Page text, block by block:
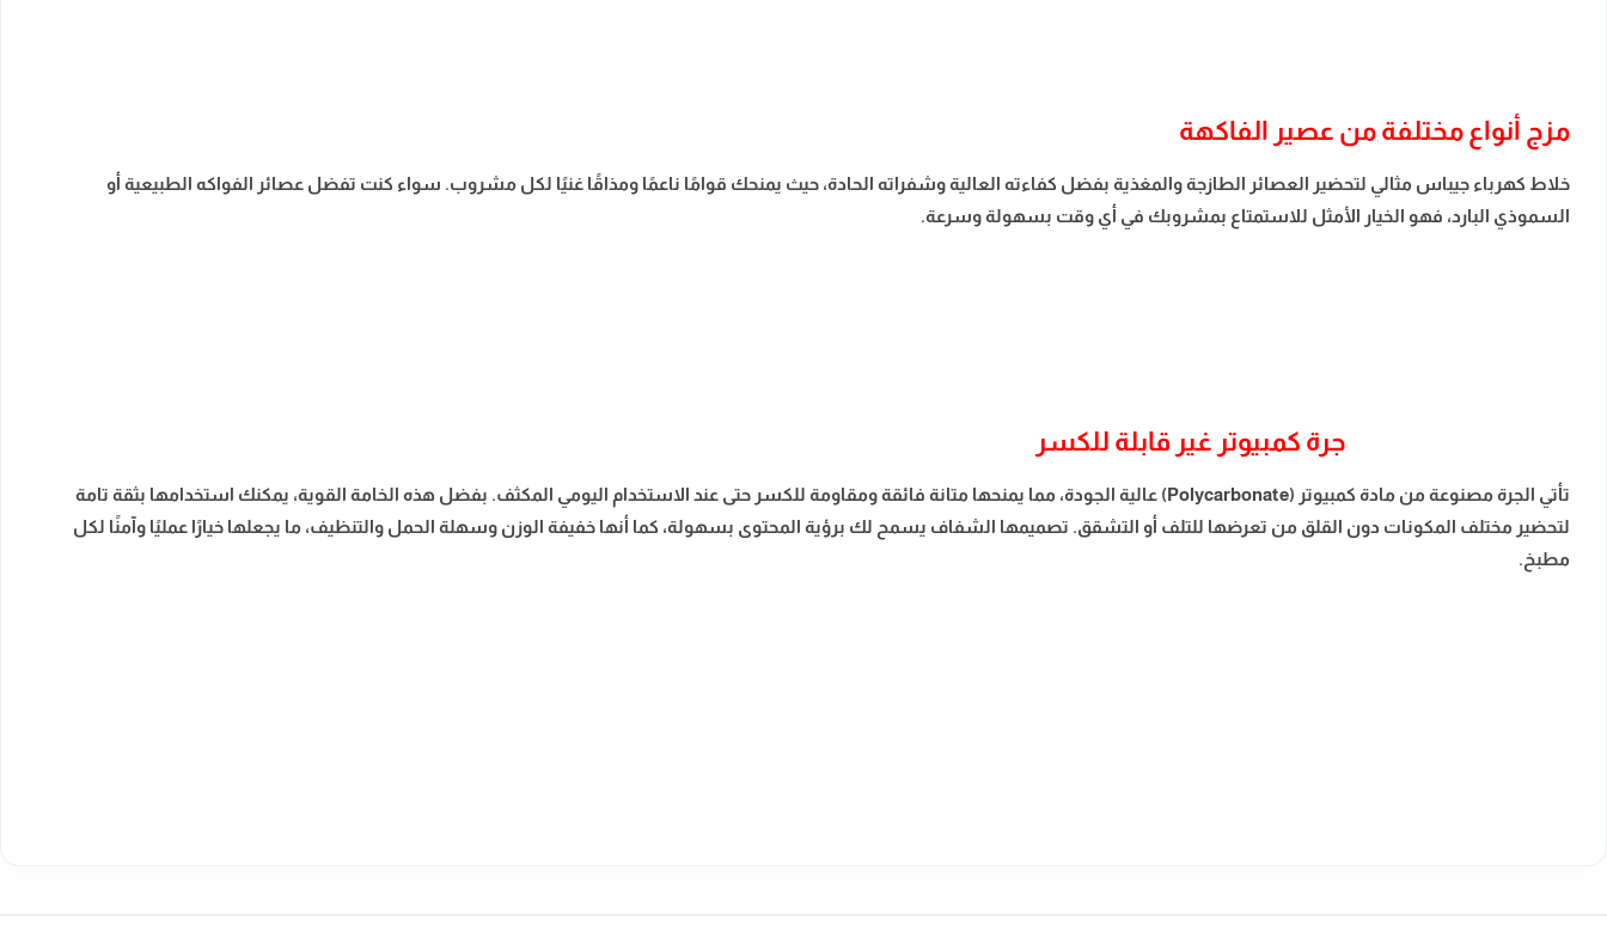
مزج أنواع مختلفة من عصير الفاكهة
خلاط كهرباء جيباس مثالي لتحضير العصائر الطازجة والمغذية بفضل كفاءته العالية وشفراته الحادة، حيث يمنحك قوامًا ناعمًا ومذاقًا غنيًا لكل مشروب. سواء كنت تفضل عصائر الفواكه الطبيعية أو
السموذي البارد، فهو الخيار الأمثل للاستمتاع بمشروبك في أي وقت بسهولة وسرعة.
جرة كمبيوتر غير قابلة للكسر
تأتي الجرة مصنوعة من مادة كمبيوتر (Polycarbonate) عالية الجودة، مما يمنحها متانة فائقة ومقاومة للكسر حتى عند الاستخدام اليومي المكثف. بفضل هذه الخامة القوية، يمكنك استخدامها بثقة تامة
لتحضير مختلف المكونات دون القلق من تعرضها للتلف أو التشقق. تصميمها الشفاف يسمح لك برؤية المحتوى بسهولة، كما أنها خفيفة الوزن وسهلة الحمل والتنظيف، ما يجعلها خيارًا عمليًا وآمنًا لكل
مطبخ.